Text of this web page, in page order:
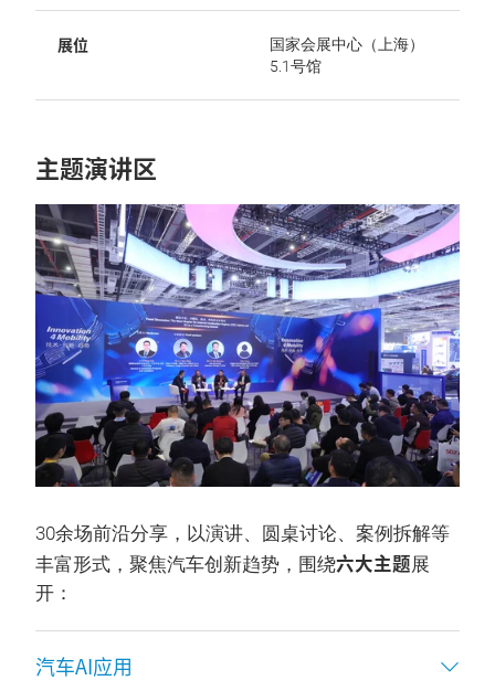
展位
国家会展中心（上海）
5.1号馆
主题演讲区
30余场前沿分享，以演讲、圆桌讨论、案例拆解等
丰富形式，聚焦汽车创新趋势，围绕六大主题展
开：
汽车AI应用